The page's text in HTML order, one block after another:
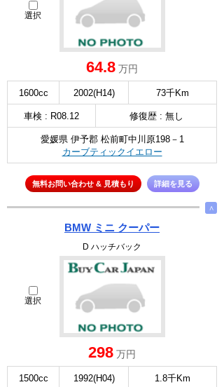
選択
64.8 万円
1600cc 2002(H14) 73千Km
車検 : R08.12 修復歴 : 無し
愛媛県 伊予郡 松前町中川原198－1
カーブティックイエロー
無料お問い合わせ & 見積もり 詳細を見る
∧
BMW ミニ クーパー
D ハッチバック
選択
298 万円
1500cc 1992(H04) 1.8千Km